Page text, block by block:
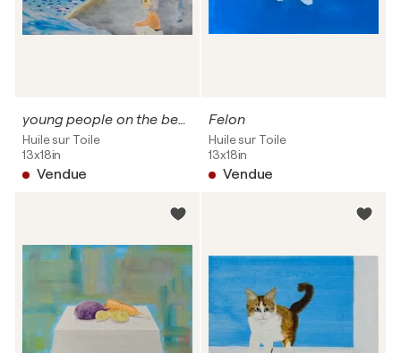
young people on the beach
Huile sur Toile
13x18in
Vendue
Felon
Huile sur Toile
13x18in
Vendue